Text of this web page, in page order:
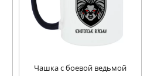
Чашка с боевой ведьмой